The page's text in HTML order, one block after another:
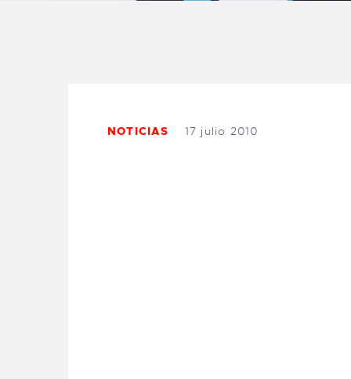
NOTICIAS 17 julio 2010